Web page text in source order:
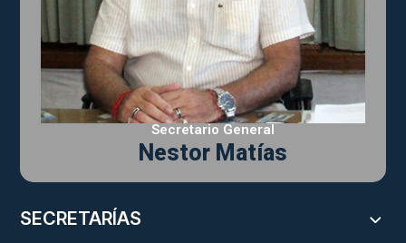
Secretario General
Nestor Matías
SECRETARÍAS